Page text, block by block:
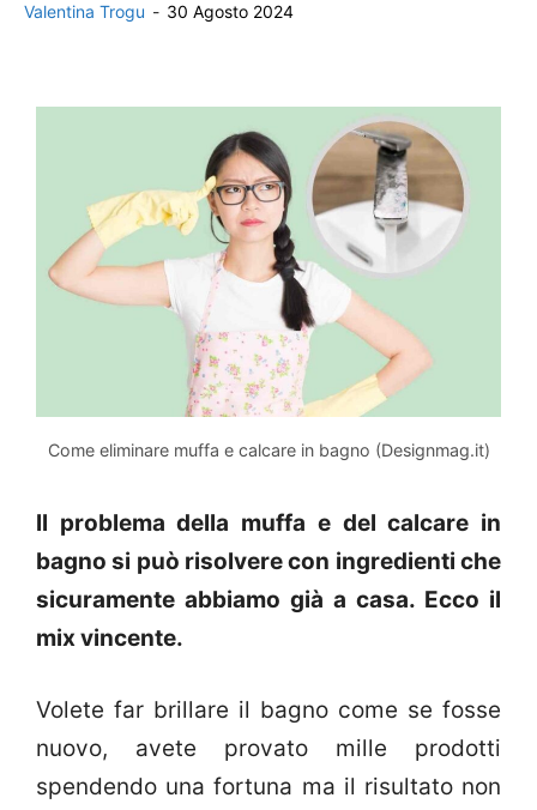
Valentina Trogu - 30 Agosto 2024
Come eliminare muffa e calcare in bagno (Designmag.it)
ll problema della muffa e del calcare in
bagno si può risolvere con ingredienti che
sicuramente abbiamo già a casa. Ecco il
mix vincente.
Volete far brillare il bagno come se fosse
nuovo, avete provato mille prodotti
spendendo una fortuna ma il risultato non